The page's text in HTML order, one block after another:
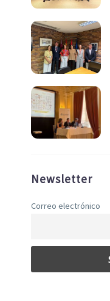
Newsletter
Correo electrónico